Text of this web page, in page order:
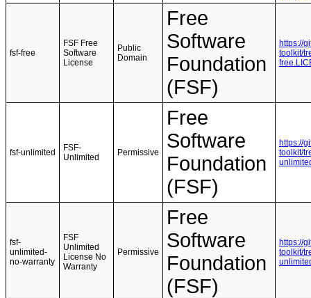
fsf-free
FSF Free
Software
License
Public
Domain
Free
Software
Foundation
(FSF)
https://
toolkit/
fsf-unlimited
FSF-
Unlimited
Permissive
Free
Software
Foundation
(FSF)
https://
toolkit/
fsf-
unlimited-
no-warranty
FSF
Unlimited
License No
Warranty
Permissive
Free
Software
Foundation
(FSF)
https://
toolkit/